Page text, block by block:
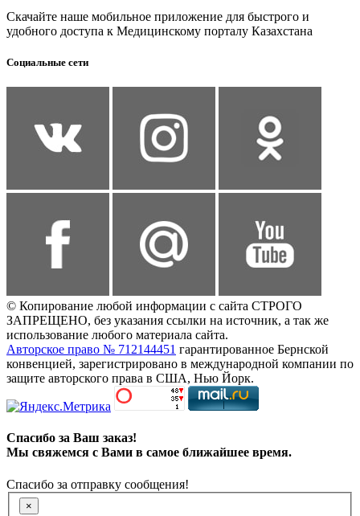
Скачайте наше мобильное приложение для быстрого и
удобного доступа к Медицинскому порталу Казахстана
Социальные сети
© Копирование любой информации с сайта СТРОГО
ЗАПРЕЩЕНО, без указания ссылки на источник, а так же
использование любого материала сайта.
Авторское право № 712144451 гарантированное Бернской
конвенцией, зарегистрировано в международной компании по
защите авторского права в США, Нью Йорк.
Спасибо за Ваш заказ!
Мы свяжемся с Вами в самое ближайшее время.
Спасибо за отправку сообщения!
×